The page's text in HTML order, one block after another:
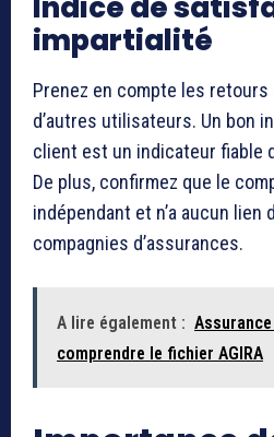
impartialité
Prenez en compte les
d’autres utilisateurs. Un bon
client est un indicateur fiable
De plus, confirmez que le
indépendant et n’a aucun lien
compagnies d’assurances.
A lire également :
comprendre le fichier AGIRA